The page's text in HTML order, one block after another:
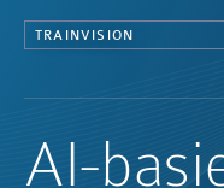
TRAINVISION
AI-